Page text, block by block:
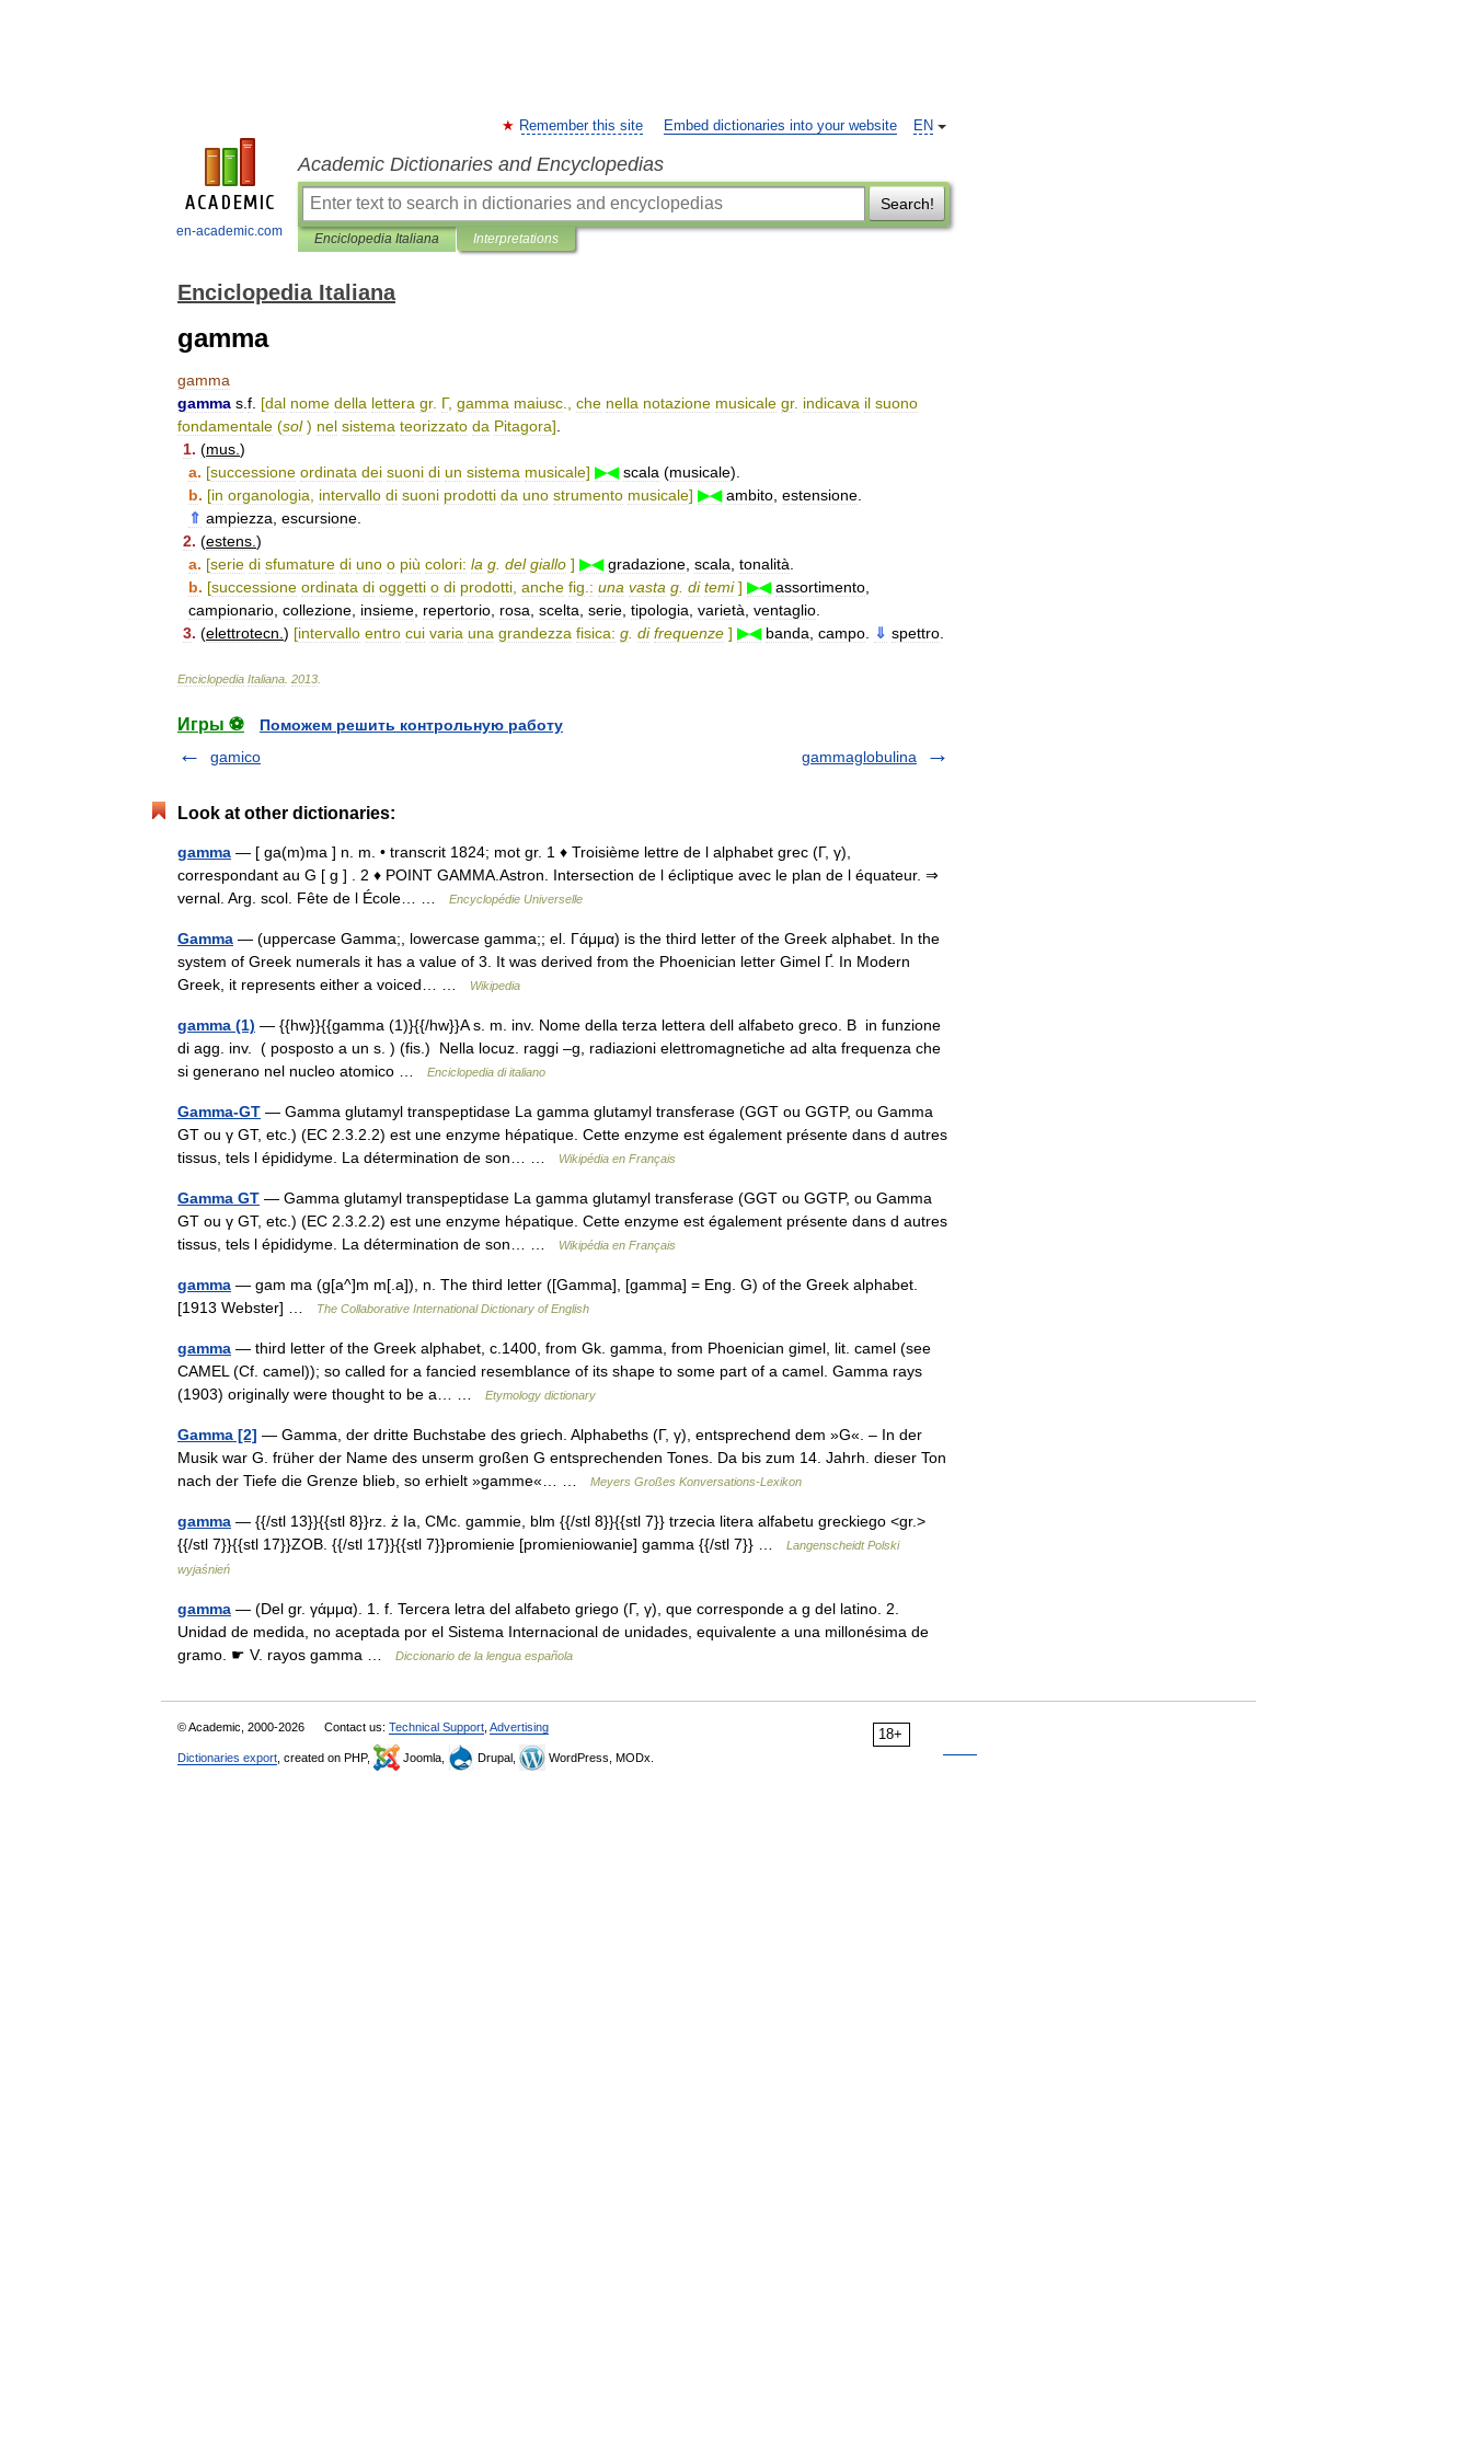
en-academic.com
EN
Remember this site Embed dictionaries into your website
Academic Dictionaries and Encyclopedias
Search!
Enciclopedia Italiana Interpretations
Enciclopedia Italiana
gamma
gamma
gamma s f [dal nome della lettera gr. Γ, gamma maiusc che nella notazione musicale gr. indicava il suono
fondamentale (sol) nel sistema teorizzato da Pitagora]
1. (mus )
a. [successione ordinata dei suoni di un sistema musicale] ▶◀ scala (musicale).
b. [in organologia intervallo di suoni prodotti da uno strumento musicale] ▶◀ ambito estensione
⇑ ampiezza escursione
2. (estens )
a. [serie di sfumature di uno o più colori: la g del giallo ] ▶◀ gradazione scala tonalità
b. [successione ordinata di oggetti o di prodotti anche fig : una vasta g di temi] ▶◀ assortimento
campionario collezione insieme repertorio rosa scelta serie tipologia varietà ventaglio
3. (elettrotecn ) [intervallo entro cui varia una grandezza fisica: g di frequenze ] ▶◀ banda campo ⇓ spettro
Enciclopedia Italiana 2013
Игры ⚽
Поможем решить контрольную работу
gamico
gammaglobulina
Look at other dictionaries:
gamma — [ ga(m)ma ] n. m. • transcrit 1824; mot gr. 1 ♦ Troisième lettre de l alphabet grec (Γ, γ),
correspondant au G [ g ] . 2 ♦ POINT GAMMA.Astron. Intersection de l écliptique avec le plan de l équateur. ⇒
vernal. Arg. scol. Fête de l École… …
Encyclopédie Universelle
Gamma — (uppercase Gamma;, lowercase gamma;; el. Γάμμα) is the third letter of the Greek alphabet. In the
system of Greek numerals it has a value of 3. It was derived from the Phoenician letter Gimel Ґ. In Modern
Greek, it represents either a voiced… …
Wikipedia
gamma (1) — {{hw}}{{gamma (1)}{{/hw}}A s. m. inv. Nome della terza lettera dell alfabeto greco. B in funzione
di agg. inv. ( posposto a un s. ) (fis.) Nella locuz. raggi –g, radiazioni elettromagnetiche ad alta frequenza che
si generano nel nucleo atomico …
Enciclopedia di italiano
Gamma-GT — Gamma glutamyl transpeptidase La gamma glutamyl transferase (GGT ou GGTP, ou Gamma
GT ou γ GT, etc.) (EC 2.3.2.2) est une enzyme hépatique. Cette enzyme est également présente dans d autres
tissus, tels l épididyme. La détermination de son… …
Wikipédia en Français
Gamma GT — Gamma glutamyl transpeptidase La gamma glutamyl transferase (GGT ou GGTP, ou Gamma
GT ou γ GT, etc.) (EC 2.3.2.2) est une enzyme hépatique. Cette enzyme est également présente dans d autres
tissus, tels l épididyme. La détermination de son… …
Wikipédia en Français
gamma — gam ma (g[a^]m m[.a]), n. The third letter ([Gamma], [gamma] = Eng. G) of the Greek alphabet.
[1913 Webster] …
The Collaborative International Dictionary of English
gamma — third letter of the Greek alphabet, c.1400, from Gk. gamma, from Phoenician gimel, lit. camel (see
CAMEL (Cf. camel)); so called for a fancied resemblance of its shape to some part of a camel. Gamma rays
(1903) originally were thought to be a… …
Etymology dictionary
Gamma [2] — Gamma, der dritte Buchstabe des griech. Alphabeths (Γ, γ), entsprechend dem »G«. – In der
Musik war G. früher der Name des unserm großen G entsprechenden Tones. Da bis zum 14. Jahrh. dieser Ton
nach der Tiefe die Grenze blieb, so erhielt »gamme«… …
Meyers Großes Konversations-Lexikon
gamma — {{/stl 13}}{{stl 8}}rz. ż Ia, CMc. gammie, blm {{/stl 8}}{{stl 7}} trzecia litera alfabetu greckiego <gr.>
{{/stl 7}}{{stl 17}}ZOB. {{/stl 17}}{{stl 7}}promienie [promieniowanie] gamma {{/stl 7}} …
Langenscheidt Polski
wyjaśnień
gamma — (Del gr. γάμμα). 1. f. Tercera letra del alfabeto griego (Γ, γ), que corresponde a g del latino. 2.
Unidad de medida, no aceptada por el Sistema Internacional de unidades, equivalente a una millonésima de
gramo. ☛ V. rayos gamma …
Diccionario de la lengua española
18+
© Academic, 2000-2026 Contact us: Technical Support Advertising
Dictionaries export , created on PHP, Joomla, Drupal, WordPress, MODx.